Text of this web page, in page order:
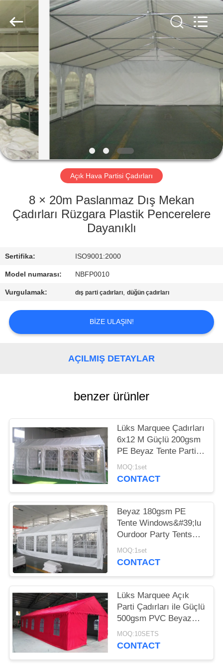
EV
ÜRÜN:%
S
HAKKIMIZDA
FABRIKA
KALITE
BIZE
ULAŞIN
SITE
HARITASI
Management
Services
Co.,LTD.
Rights
Reserved.
Açık Hava Partisi Çadırları
8 × 20m Paslanmaz Dış Mekan
Çadırları Rüzgara Plastik Pencerelere
Dayanıklı
Sertifika: ISO9001:2000
Model numarası: NBFP0010
Vurgulamak: dış parti çadırları,düğün çadırları
BIZE ULAŞIN!
AÇILMIŞ DETAYLAR
benzer ürünler
Lüks Marquee Çadırları
6x12 M Güçlü 200gsm
PE Beyaz Tente Partisi
Çadırı ile Tam
Galvanizli ve Civatalı
MOQ:1set
CONTACT
Beyaz 180gsm PE
Tente Windows&#39;lu
Ourdoor Party Tents
Weeding için
MOQ:1set
CONTACT
Lüks Marquee Açık
Parti Çadırları ile Güçlü
500gsm PVC Beyaz
Tente
MOQ:10SETS
CONTACT